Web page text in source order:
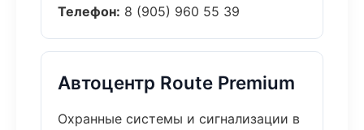
Телефон: 8 (905) 960 55 39
Автоцентр Route Premium
Охранные системы и сигнализации в